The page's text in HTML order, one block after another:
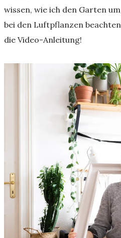
wissen, wie ich den Garten
bei den Luftpflanzen
die Video-Anleitung!